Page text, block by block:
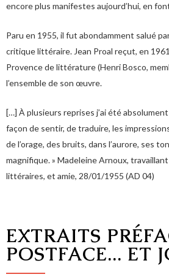
encore plus manifestes aujourd’hui, en
Paru en 1955, il fut abondamment salué
critique littéraire. Jean Proal reçut, en
Provence de littérature (Henri Bosco,
l’ensemble de son œuvre.
[…] À plusieurs reprises j’ai été
façon de sentir, de traduire, les
de l’orage, des bruits, dans l’aurore, ses
magnifique. » Madeleine Arnoux,
littéraires, et amie, 28/01/1955 (AD 04)
EXTRAITS
POSTFACE... ET